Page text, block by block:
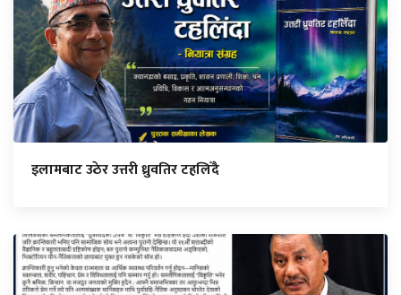
इलामबाट उठेर उत्तरी ध्रुवतिर टहलिँदै